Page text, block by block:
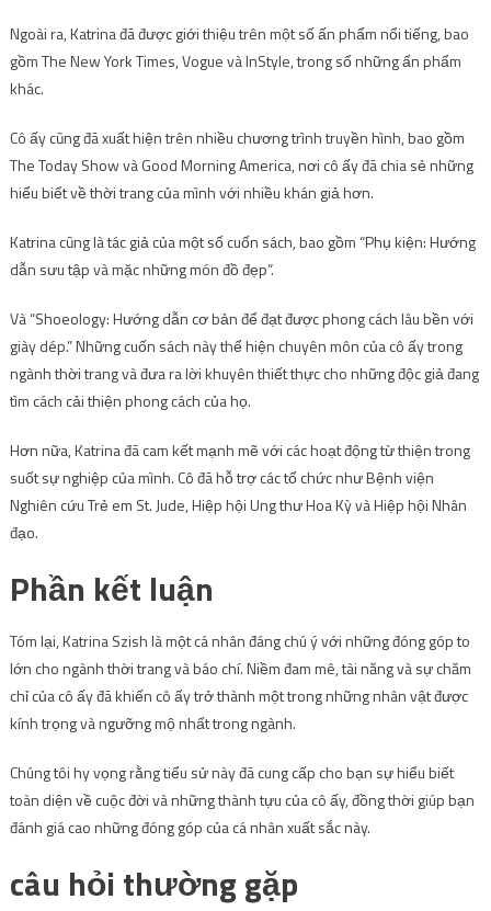
Ngoài ra, Katrina đã được giới thiệu trên một số ấn phẩm nổi tiếng, bao
gồm The New York Times, Vogue và InStyle, trong số những ấn phẩm
khác.
Cô ấy cũng đã xuất hiện trên nhiều chương trình truyền hình, bao gồm
The Today Show và Good Morning America, nơi cô ấy đã chia sẻ những
hiểu biết về thời trang của mình với nhiều khán giả hơn.
Katrina cũng là tác giả của một số cuốn sách, bao gồm “Phụ kiện: Hướng
dẫn sưu tập và mặc những món đồ đẹp”.
Và “Shoeology: Hướng dẫn cơ bản để đạt được phong cách lâu bền với
giày dép.” Những cuốn sách này thể hiện chuyên môn của cô ấy trong
ngành thời trang và đưa ra lời khuyên thiết thực cho những độc giả đang
tìm cách cải thiện phong cách của họ.
Hơn nữa, Katrina đã cam kết mạnh mẽ với các hoạt động từ thiện trong
suốt sự nghiệp của mình. Cô đã hỗ trợ các tổ chức như Bệnh viện
Nghiên cứu Trẻ em St. Jude, Hiệp hội Ung thư Hoa Kỳ và Hiệp hội Nhân
đạo.
Phần kết luận
Tóm lại, Katrina Szish là một cá nhân đáng chú ý với những đóng góp to
lớn cho ngành thời trang và báo chí. Niềm đam mê, tài năng và sự chăm
chỉ của cô ấy đã khiến cô ấy trở thành một trong những nhân vật được
kính trọng và ngưỡng mộ nhất trong ngành.
Chúng tôi hy vọng rằng tiểu sử này đã cung cấp cho bạn sự hiểu biết
toàn diện về cuộc đời và những thành tựu của cô ấy, đồng thời giúp bạn
đánh giá cao những đóng góp của cá nhân xuất sắc này.
câu hỏi thường gặp